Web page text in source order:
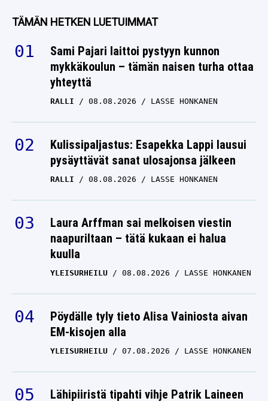
TÄMÄN HETKEN LUETUIMMAT
Sami Pajari laittoi pystyyn kunnon
mykkäkoulun – tämän naisen turha ottaa
yhteyttä
RALLI 08.08.2026 LASSE HONKANEN
Kulissipaljastus: Esapekka Lappi lausui
pysäyttävät sanat ulosajonsa jälkeen
RALLI 08.08.2026 LASSE HONKANEN
Laura Arffman sai melkoisen viestin
naapuriltaan – tätä kukaan ei halua
kuulla
YLEISURHEILU 08.08.2026 LASSE HONKANEN
Pöydälle tyly tieto Alisa Vainiosta aivan
EM-kisojen alla
YLEISURHEILU 07.08.2026 LASSE HONKANEN
Lähipiiristä tipahti vihje Patrik Laineen